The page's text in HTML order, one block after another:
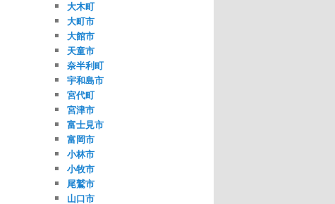
大木町
大町市
大館市
天童市
奈半利町
宇和島市
宮代町
宮津市
富士見市
富岡市
小林市
小牧市
尾鷲市
山口市